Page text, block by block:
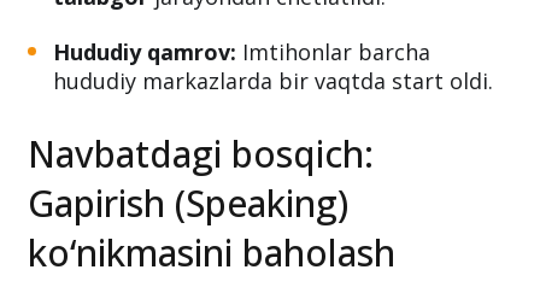
Hududiy qamrov: Imtihonlar barcha
hududiy markazlarda bir vaqtda start oldi.
Navbatdagi bosqich:
Gapirish (Speaking)
ko‘nikmasini baholash